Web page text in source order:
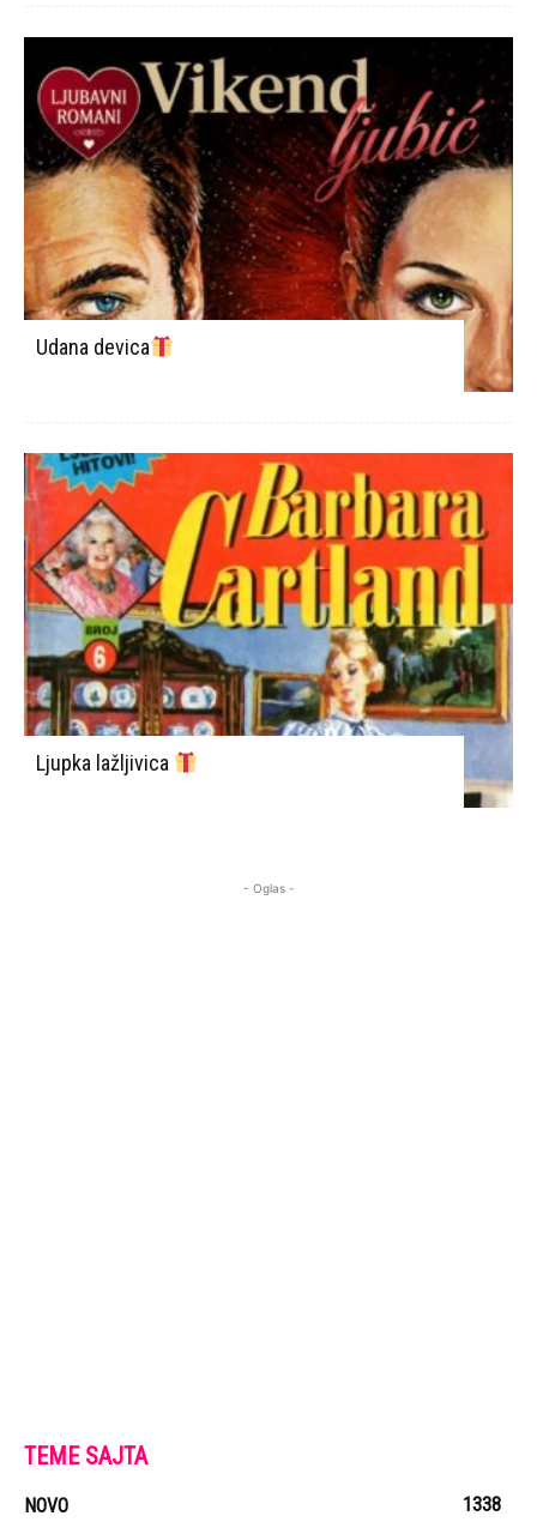
Udana devica
Ljupka lažljivica
- Oglas -
TEME SAJTA
NOVO 1338